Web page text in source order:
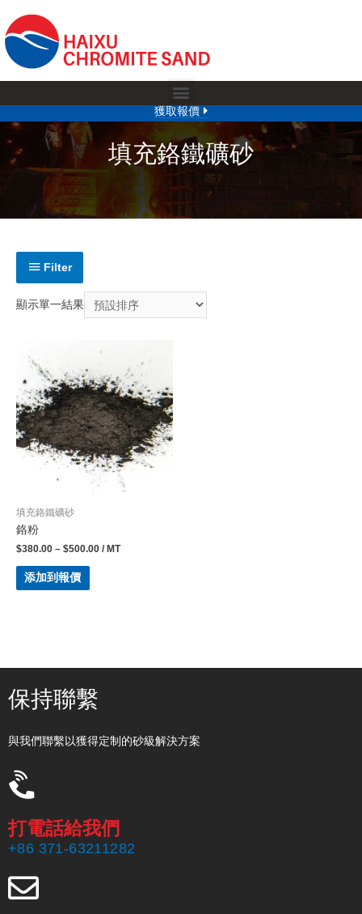
獲取報價
填充鉻鐵礦砂
Filter
顯示單一結果
填充鉻鐵礦砂
鉻粉
$380.00 – $500.00 / MT
添加到報價
保持聯繫
與我們聯繫以獲得定制的砂級解決方案
打電話給我們
+86 371-63211282